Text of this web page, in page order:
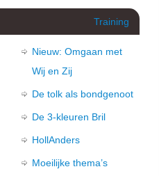
Training
Nieuw: Omgaan met
Wij en Zij
De tolk als bondgenoot
De 3-kleuren Bril
HollAnders
Moeilijke thema’s